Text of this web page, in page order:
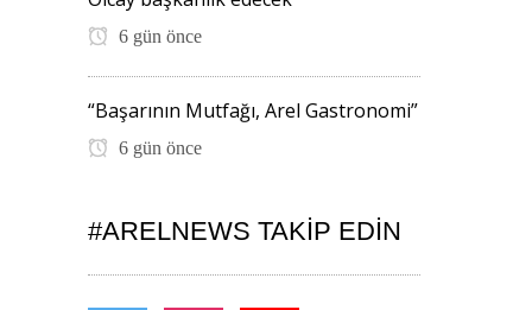
6 gün önce
“Başarının Mutfağı, Arel Gastronomi”
6 gün önce
#ARELNEWS TAKIP EDIN